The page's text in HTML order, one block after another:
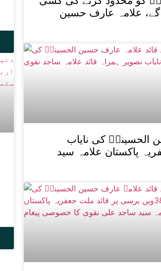
علامہ عارف حسین
الحسینیؒ کی نایاب
پاکستان علامہ سید